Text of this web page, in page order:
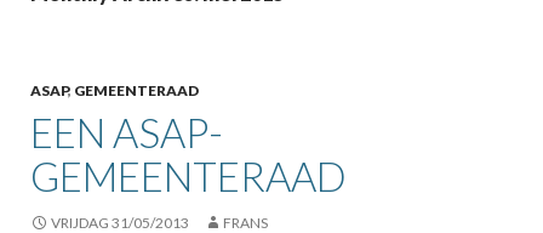
ASAP, GEMEENTERAAD
EEN ASAP-
GEMEENTERAAD
VRIJDAG 31/05/2013 FRANS